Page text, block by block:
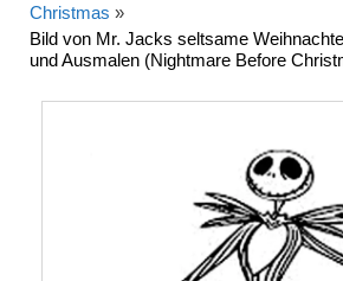
Christmas »
Bild von Mr. Jacks seltsame
und Ausmalen (Nightmare Before